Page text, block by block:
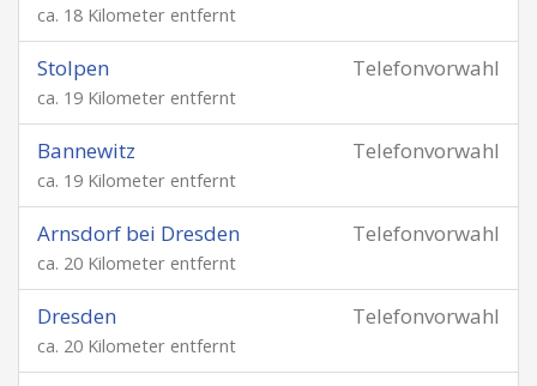
ca. 18 Kilometer entfernt
Telefonvorwahl
Stolpen
ca. 19 Kilometer entfernt
Telefonvorwahl
Bannewitz
ca. 19 Kilometer entfernt
Telefonvorwahl
Arnsdorf bei Dresden
ca. 20 Kilometer entfernt
Telefonvorwahl
Dresden
ca. 20 Kilometer entfernt